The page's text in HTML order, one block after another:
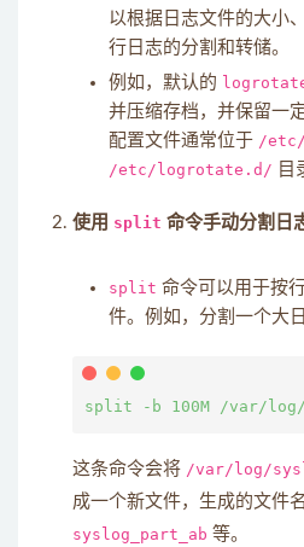
以根据日志文件的大小
行日志的分割和转储。
例如，默认的
并压缩存档，并保留一
配置文件通常位于 /
/etc/logrotate.d/ 目
使用 split 命令手动分割日
split 命令可以用于按
件。例如，分割一个大
这条命令会将 /var/log/
成一个新文件，生成的文件
syslog_part_ab 等。